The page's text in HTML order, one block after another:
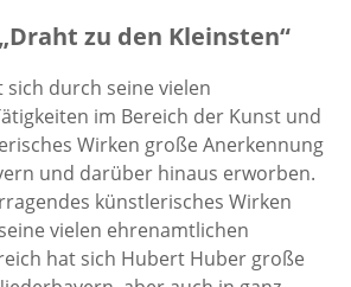
zu den Kleinsten“
durch seine vielen
im Bereich der Kunst und
Wirken große Anerkennung
und darüber hinaus erworben.
künstlerisches Wirken
vielen ehrenamtlichen
hat sich Hubert Huber große